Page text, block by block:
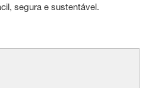
segura e sustentável.